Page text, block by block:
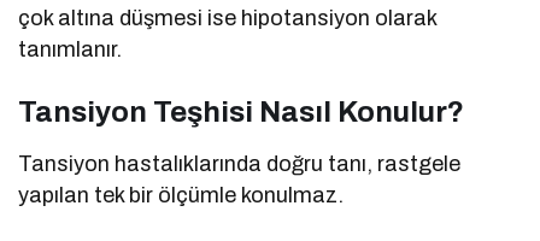
çok altına düşmesi ise hipotansiyon olarak
tanımlanır.
Tansiyon Teşhisi Nasıl Konulur?
Tansiyon hastalıklarında doğru tanı, rastgele
yapılan tek bir ölçümle konulmaz.